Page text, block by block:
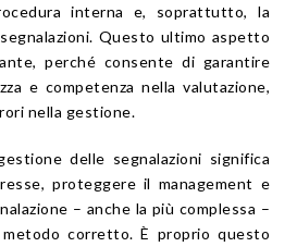
interna e, soprattutto, la
Questo ultimo aspetto
perché consente di garantire
e competenza nella valutazione,
nella gestione.
delle segnalazioni significa
proteggere il management e
– anche la più complessa –
corretto. È proprio questo